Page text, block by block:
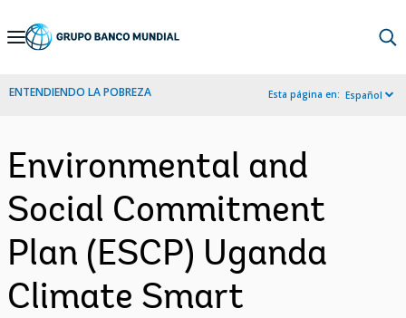
Skip
Navigation
ENTENDIENDO LA POBREZA Esta página en: Español
Environmental and
Social Commitment
Plan (ESCP) Uganda
Climate Smart